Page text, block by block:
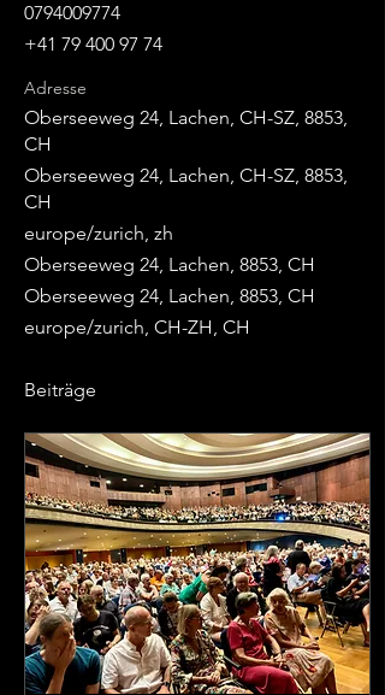
0794009774
+41 79 400 97 74
Adresse
Oberseeweg 24, Lachen, CH-SZ, 8853,
CH
Oberseeweg 24, Lachen, CH-SZ, 8853,
CH
europe/zurich, zh
Oberseeweg 24, Lachen, 8853, CH
Oberseeweg 24, Lachen, 8853, CH
europe/zurich, CH-ZH, CH
Beiträge